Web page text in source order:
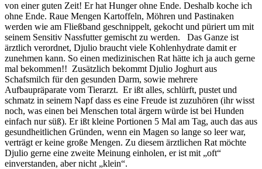
von einer guten Zeit! Er hat Hunger ohne Ende. Deshalb koche ich
ohne Ende. Raue Mengen Kartoffeln, Möhren und Pastinaken
werden wie am Fließband geschnippelt, gekocht und püriert um mit
seinem Sensitiv Nassfutter gemischt zu werden. Das Ganze ist
ärztlich verordnet, Djulio braucht viele Kohlenhydrate damit er
zunehmen kann. So einen medizinischen Rat hätte ich ja auch gerne
mal bekommen!! Zusätzlich bekommt Djulio Joghurt aus
Schafsmilch für den gesunden Darm, sowie mehrere
Aufbaupräparate vom Tierarzt. Er ißt alles, schlürft, pustet und
schmatz in seinem Napf dass es eine Freude ist zuzuhören (ihr wisst
noch, was einen bei Menschen total ärgern würde ist bei Hunden
einfach nur süß). Er ißt kleine Portionen 5 Mal am Tag, auch das aus
gesundheitlichen Gründen, wenn ein Magen so lange so leer war,
verträgt er keine große Mengen. Zu diesem ärztlichen Rat möchte
Djulio gerne eine zweite Meinung einholen, er ist mit „oft“
einverstanden, aber nicht „klein“.